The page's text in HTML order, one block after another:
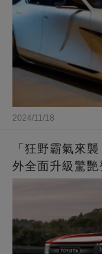
2024/11/18
「狂野霸氣來
外全面升級驚艷